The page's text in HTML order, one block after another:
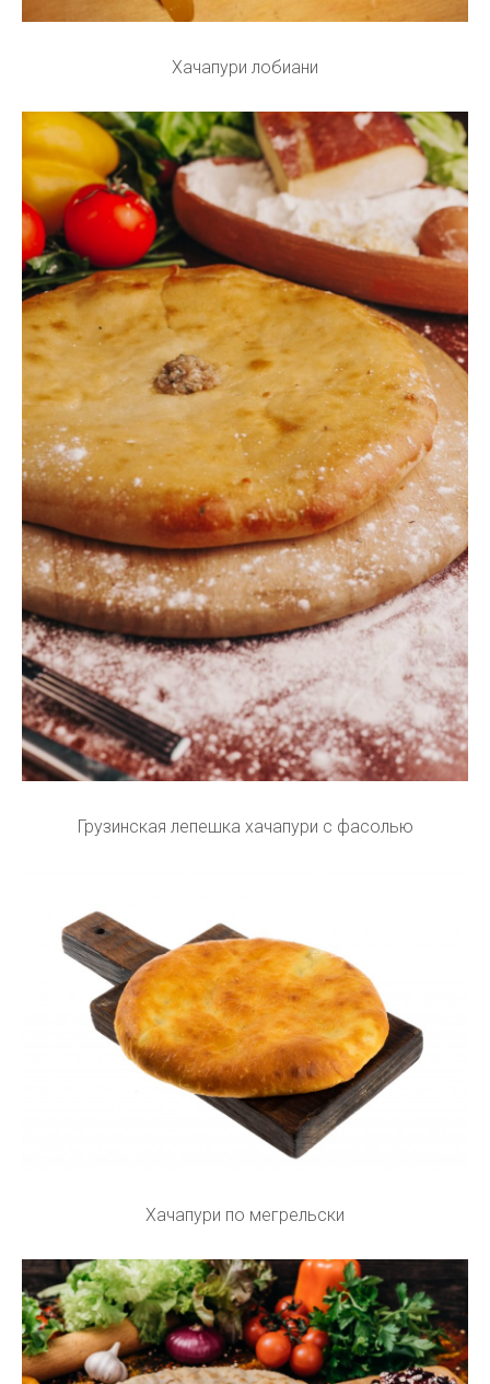
Хачапури лобиани
Грузинская лепешка хачапури с фасолью
Хачапури по мегрельски